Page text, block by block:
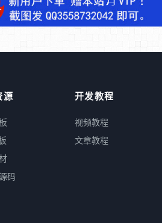
源
码
开发教程
视频教程
文章教程